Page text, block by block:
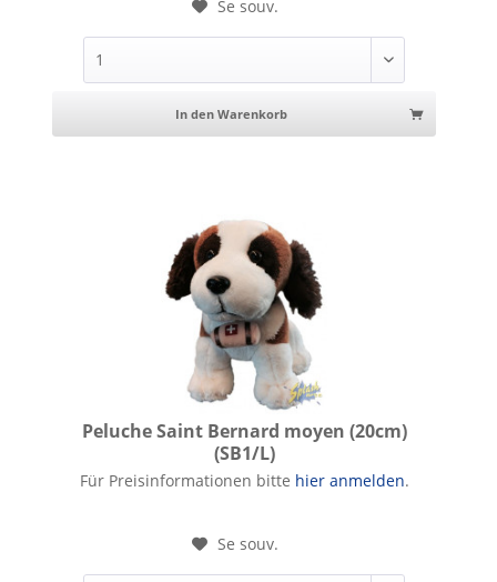
Se souv.
In den Warenkorb
Peluche Saint Bernard moyen (20cm)
(SB1/L)
Peluche Saint Bernard moyen (20cm)
Für Preisinformationen bitte hier anmelden.
Se souv.